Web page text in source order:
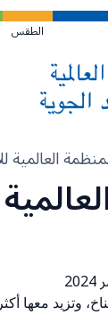
الطقس
وتزيد